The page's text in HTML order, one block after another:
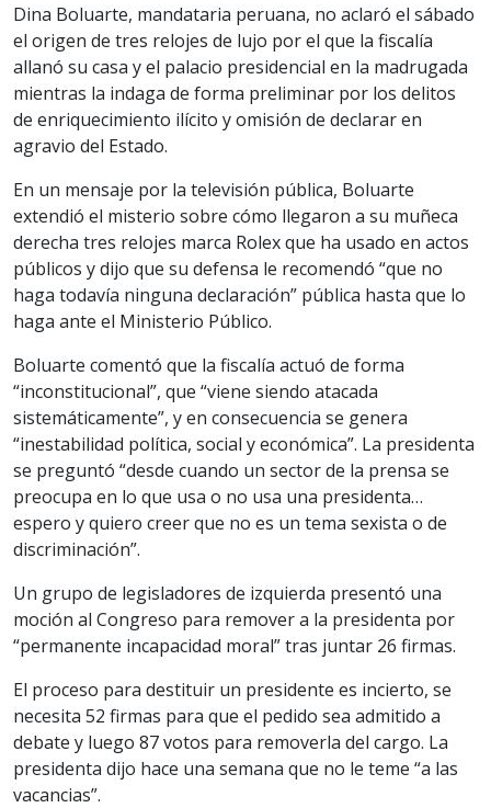
Dina Boluarte, mandataria peruana, no aclaró el sábado
el origen de tres relojes de lujo por el que la fiscalía
allanó su casa y el palacio presidencial en la madrugada
mientras la indaga de forma preliminar por los delitos
de enriquecimiento ilícito y omisión de declarar en
agravio del Estado.
En un mensaje por la televisión pública, Boluarte
extendió el misterio sobre cómo llegaron a su muñeca
derecha tres relojes marca Rolex que ha usado en actos
públicos y dijo que su defensa le recomendó “que no
haga todavía ninguna declaración” pública hasta que lo
haga ante el Ministerio Público.
Boluarte comentó que la fiscalía actuó de forma
“inconstitucional”, que “viene siendo atacada
sistemáticamente”, y en consecuencia se genera
“inestabilidad política, social y económica”. La presidenta
se preguntó “desde cuando un sector de la prensa se
preocupa en lo que usa o no usa una presidenta…
espero y quiero creer que no es un tema sexista o de
discriminación”.
Un grupo de legisladores de izquierda presentó una
moción al Congreso para remover a la presidenta por
“permanente incapacidad moral” tras juntar 26 firmas.
El proceso para destituir un presidente es incierto, se
necesita 52 firmas para que el pedido sea admitido a
debate y luego 87 votos para removerla del cargo. La
presidenta dijo hace una semana que no le teme “a las
vacancias”.